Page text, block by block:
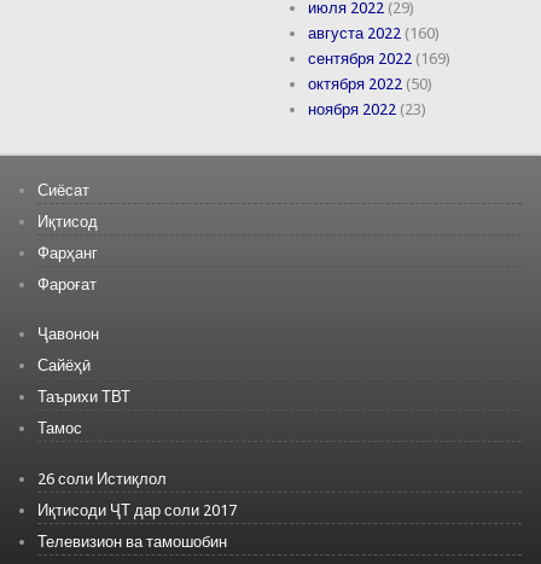
июля 2022 (29)
августа 2022 (160)
сентября 2022 (169)
октября 2022 (50)
ноября 2022 (23)
Сиёсат
Иқтисод
Фарҳанг
Фароғат
Ҷавонон
Сайёҳӣ
Таърихи ТВТ
Тамос
26 соли Истиқлол
Иқтисоди ҶТ дар соли 2017
Телевизион ва тамошобин